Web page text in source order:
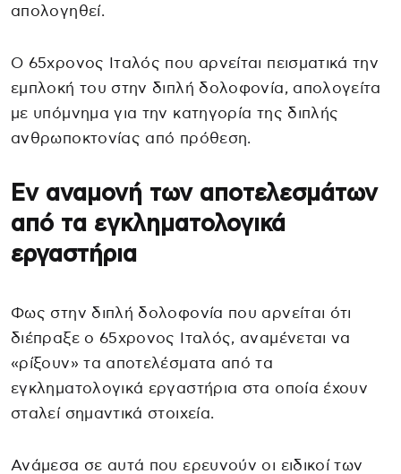
απολογηθεί.
Ο 65χρονος Ιταλός που αρνείται πεισματικά την
εμπλοκή του στην διπλή δολοφονία, απολογείτα
με υπόμνημα για την κατηγορία της διπλής
ανθρωποκτονίας από πρόθεση.
Εν αναμονή των αποτελεσμάτων
από τα εγκληματολογικά
εργαστήρια
Φως στην διπλή δολοφονία που αρνείται ότι
διέπραξε ο 65χρονος Ιταλός, αναμένεται να
«ρίξουν» τα αποτελέσματα από τα
εγκληματολογικά εργαστήρια στα οποία έχουν
σταλεί σημαντικά στοιχεία.
Ανάμεσα σε αυτά που ερευνούν οι ειδικοί των